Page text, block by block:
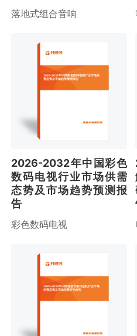
落地式组合音响
2026-2032年中国彩色数码电视行业市场供
需态势及市场趋势预测报告
2026-2032年中国彩色
数码电视行业市场供需
态势及市场趋势预测报
告
彩色数码电视
2026-2032年中国有源音箱功放机行业市场
供需态势及市场前景评估报告